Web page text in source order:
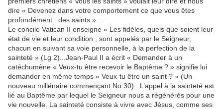
dire « Devenez dans votre comportement ce que vous êtes
profondément : des saints »...
Le concile Vatican II enseigne « Les fidèles, quels que soient leur
état de vie et leur condition , sont appelés par le Seigneur,
chacun en suivant sa voie personnelle, à la perfection de la
sainteté » (Lg 2)...Jean-Paul II a écrit « Demander à un
catéchumène « Veux-tu être recevoir le Baptême ? » signifie lui
demander en même temps « Veux-tu être un saint ? » (Un
nouveau millénaire commençant No 30)...L’appel à la sainteté est
lié au Baptême par lequel le Seigneur nous a régénérés pour une
vie nouvelle. La sainteté consiste à vivre avec Jésus, comme ses